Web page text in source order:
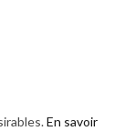
En savoir